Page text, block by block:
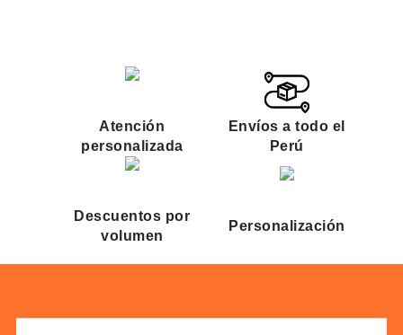
Atención
personalizada
Envíos a todo el
Perú
Descuentos por
volumen
Personalización